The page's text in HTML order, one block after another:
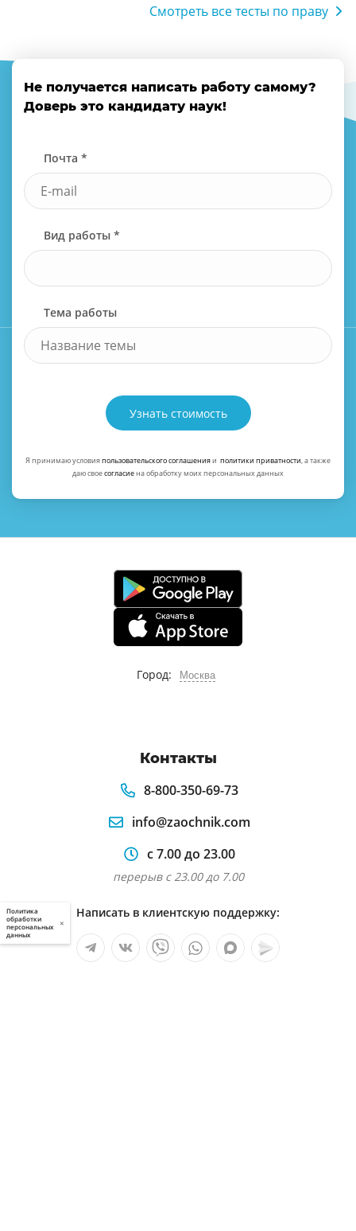
Смотреть все тесты по праву
Не получается написать работу самому?
Доверь это кандидату наук!
Почта *
Вид работы *
Тема работы
Узнать стоимость
Я принимаю условияпользовательского соглашенияи политики приватности, а также
даю своесогласиена обработку моих персональных данных
Город: Москва
Контакты
8-800-350-69-73
info@zaochnik.com
с 7.00 до 23.00
перерыв с 23.00 до 7.00
Написать в клиентскую поддержку:
Политика
обработки
персональных
данных
×